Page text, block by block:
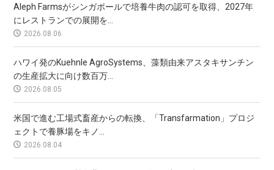
Aleph Farmsがシンガポールで培養牛肉の認可を取得、2027年
にレストランでの展開を...
2026.08.06
ハワイ発のKuehnle AgroSystems、藻類由来アスタキサンチン
の生産拡大に向け数百万...
2026.08.05
米国で進む工場式畜産からの転換、「Transfarmation」プロジ
ェクトで養豚場をキノ...
2026.08.04